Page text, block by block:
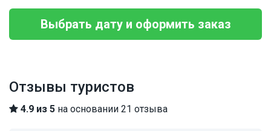
Выбрать дату и оформить заказ
Отзывы туристов
4.9 из 5 на основании 21 отзыва